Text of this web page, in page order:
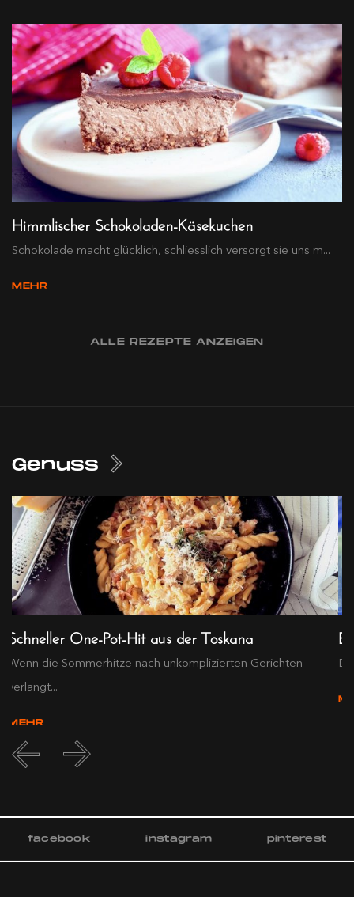
Himmlischer Schokoladen-Käsekuchen
Schokolade macht glücklich, schliesslich versorgt sie uns m...
MEHR
ALLE REZEPTE ANZEIGEN
Genuss
Schneller One-Pot-Hit aus der Toskana
Wenn die Sommerhitze nach unkomplizierten Gerichten
verlangt...
MEHR
facebook instagram pinterest